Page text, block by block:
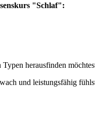
"Schlaf":
herausfinden
und leistungsfähig